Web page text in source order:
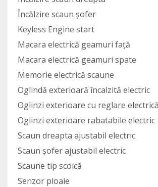
Încălzire scaun șofer
Keyless Engine start
Macara electrică geamuri față
Macara electrică geamuri spate
Memorie electrică scaune
Oglindă exterioară încalzită electric
Oglinzi exterioare cu reglare
Oglinzi exterioare rabatabile electric
Scaun dreapta ajustabil electric
Scaun șofer ajustabil electric
Scaune tip scoică
Senzor ploaie